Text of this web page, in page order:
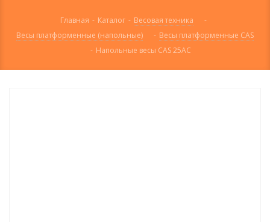
Главная - Каталог - Весовая техника
-
Весы платформенные (напольные)
- Весы платформенные CAS
- Напольные весы CAS 25AC